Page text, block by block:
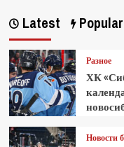
Latest Popular
Разное
ХК
Новости